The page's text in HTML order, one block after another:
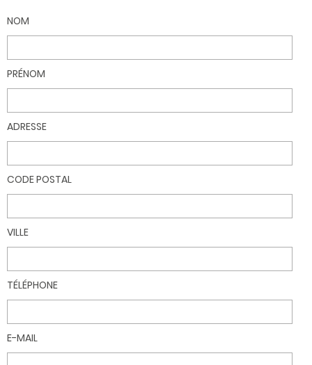
NOM
PRÉNOM
ADRESSE
CODE POSTAL
VILLE
TÉLÉPHONE
E-MAIL